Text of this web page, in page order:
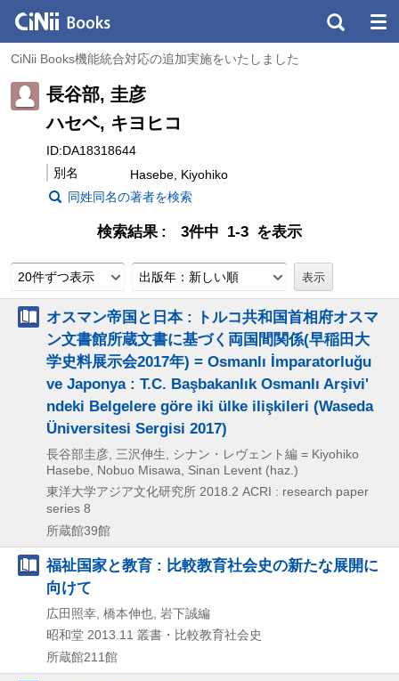
CiNii Books機能統合対応の追加実施をいたしました
長谷部, 圭彦
ハセベ, キヨヒコ
ID:DA18318644
別名
Hasebe, Kiyohiko
同姓同名の著者を検索
検索結果 3件中 1-3 を表示
20件ずつ表示 出版年：新しい順
オスマン帝国と日本 : トルコ共和国首相府オスマ
ン文書館所蔵文書に基づく両国間関係(早稲田大
学史料展示会2017年) = Osmanlı İmparatorluğu
ve Japonya : T.C. Başbakanlık Osmanlı Arşivi'
ndeki Belgelere göre iki ülke ilişkileri (Waseda
Üniversitesi Sergisi 2017)
長谷部圭彦, 三沢伸生, シナン・レヴェント編 = Kiyohiko
Hasebe, Nobuo Misawa, Sinan Levent (haz.)
東洋大学アジア文化研究所 2018.2 ACRI : research paper
series 8
所蔵館39館
福祉国家と教育 : 比較教育社会史の新たな展開に
向けて
広田照幸, 橋本伸也, 岩下誠編
昭和堂 2013.11 叢書・比較教育社会史
所蔵館211館